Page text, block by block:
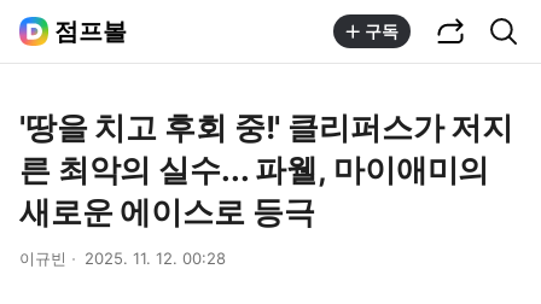
점프볼 구독
'땅을 치고 후회 중!' 클리퍼스가 저지
른 최악의 실수... 파웰, 마이애미의
새로운 에이스로 등극
이규빈 2025. 11. 12. 00:28